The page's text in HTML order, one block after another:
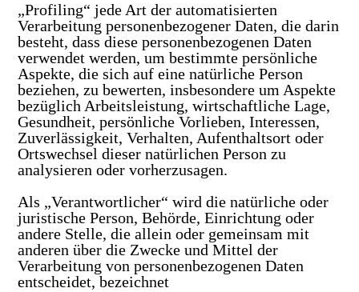
„Profiling“ jede Art der automatisierten
Verarbeitung personenbezogener Daten, die darin
besteht, dass diese personenbezogenen Daten
verwendet werden, um bestimmte persönliche
Aspekte, die sich auf eine natürliche Person
beziehen, zu bewerten, insbesondere um Aspekte
bezüglich Arbeitsleistung, wirtschaftliche Lage,
Gesundheit, persönliche Vorlieben, Interessen,
Zuverlässigkeit, Verhalten, Aufenthaltsort oder
Ortswechsel dieser natürlichen Person zu
analysieren oder vorherzusagen.
Als „Verantwortlicher“ wird die natürliche oder
juristische Person, Behörde, Einrichtung oder
andere Stelle, die allein oder gemeinsam mit
anderen über die Zwecke und Mittel der
Verarbeitung von personenbezogenen Daten
entscheidet, bezeichnet